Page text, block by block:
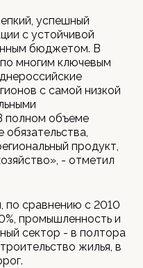
успешный
с устойчивой
бюджетом. В
многим ключевым
с самой низкой
полном объеме
продукт,
- отметил
по сравнению с 2010
промышленность и
сектор - в полтора
жилья, в